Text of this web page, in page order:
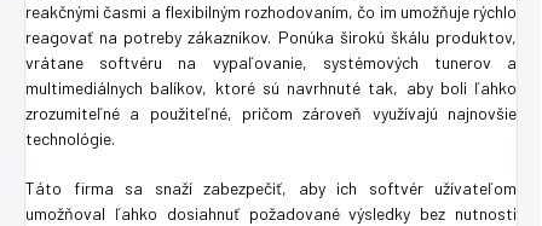
reakčnými časmi a flexibilným rozhodovaním, čo im umožňuje rýchlo
reagovať na potreby zákazníkov. Ponúka širokú škálu produktov,
vrátane softvéru na vypaľovanie, systémových tunerov a
multimediálnych balíkov, ktoré sú navrhnuté tak, aby boli ľahko
zrozumiteľné a použiteľné, pričom zároveň využívajú najnovšie
technológie.
Táto firma sa snaží zabezpečiť, aby ich softvér užívateľom
umožňoval ľahko dosiahnuť požadované výsledky bez nutnosti